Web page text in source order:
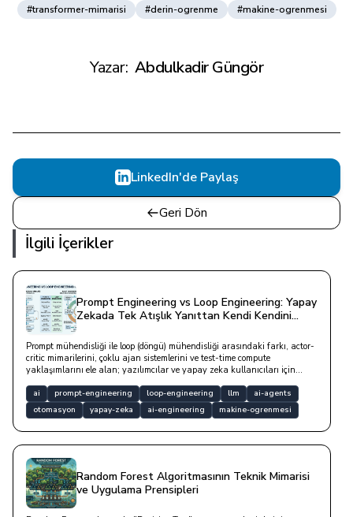
#transformer-mimarisi
#derin-ogrenme #makine-ogrenmesi
Yazar: Abdulkadir Güngör
LinkedIn'de Paylaş
Geri Dön
İlgili İçerikler
Prompt Engineering vs Loop Engineering: Yapay
Zekada Tek Atışlık Yanıttan Kendi Kendini
Prompt mühendisliği ile loop (döngü) mühendisliği arasındaki farkı, actor-
critic mimarilerini, çoklu ajan sistemlerini ve test-time compute
yaklaşımlarını ele alan; yazılımcılar ve yapay zeka kullanıcıları için
ai prompt-engineering loop-engineering llm
ai-agents
otomasyon
yapay-zeka ai-engineering makine-ogrenmesi
Random Forest Algoritmasının Teknik Mimarisi
ve Uygulama Prensipleri